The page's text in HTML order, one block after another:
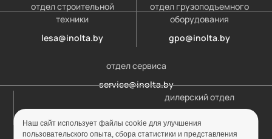
отдел строительной
техники
lesa@inolta.by
отдел грузоподъемного
оборудования
gpo@inolta.by
отдел сервиса
service@inolta.by
дилерский отдел
Наш сайт использует файлы cookie для улучшения
пользовательского опыта, сбора статистики и представления